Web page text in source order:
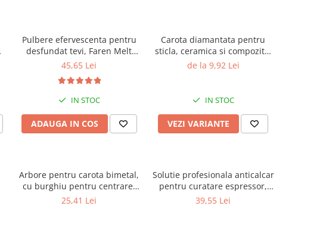
Pulbere efervescenta pentru
desfundat tevi, Faren Melt
Strong, 600g
45,65 Lei
IN STOC
ADAUGA IN COS
Carota diamantata pentru
sticla, ceramica si compozite,
cu prindere universala, Gher
de la 9,92 Lei
IN STOC
VEZI VARIANTE
Arbore pentru carota bimetal,
cu burghiu pentru centrare,
Gher
25,41 Lei
Solutie profesionala anticalcar
pentru curatare espressor,
Faren Break, 750ml
39,55 Lei